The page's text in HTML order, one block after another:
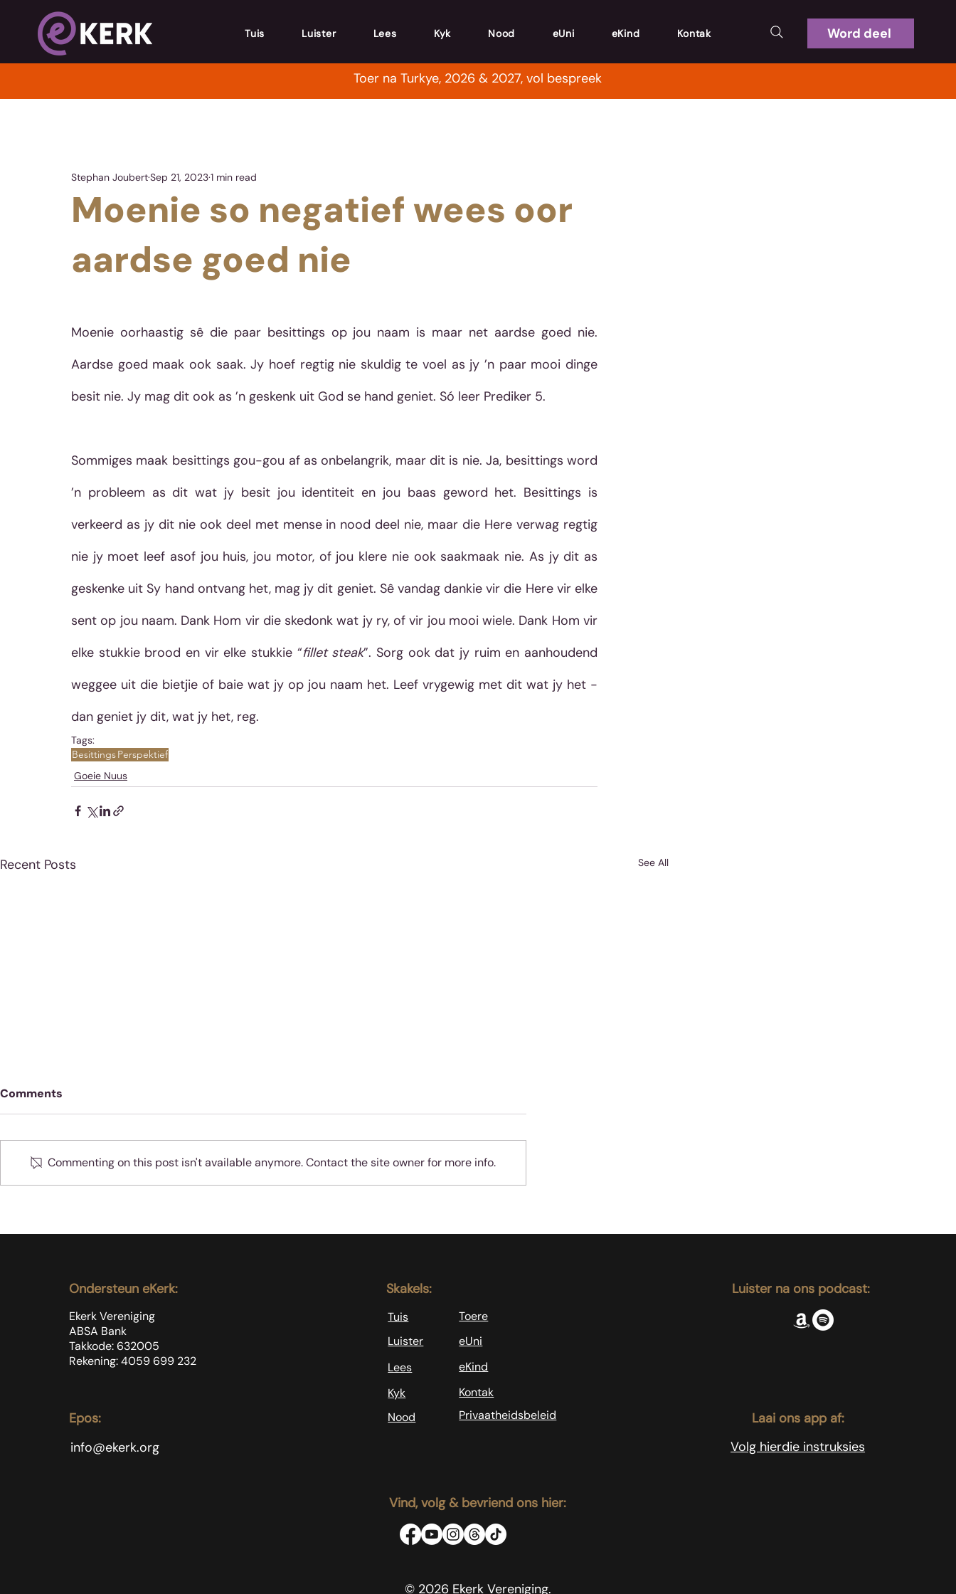
Tuis Luister Lees Kyk Nood eUni eKind Kontak Word deel
Toer na Turkye, 2026 & 2027, vol bespreek
Moenie so negatief wees oor
aardse goed nie
Stephan JoubertSep 21, 20231 min read
Moenie oorhaastig sê die paar besittings op jou naam is maar net aardse goed nie.
Aardse goed maak ook saak. Jy hoef regtig nie skuldig te voel as jy ’n paar mooi dinge
besit nie. Jy mag dit ook as ’n geskenk uit God se hand geniet. Só leer Prediker 5.
Sommiges maak besittings gou-gou af as onbelangrik, maar dit is nie. Ja, besittings word
’n probleem as dit wat jy besit jou identiteit en jou baas geword het. Besittings is
verkeerd as jy dit nie ook deel met mense in nood deel nie, maar die Here verwag regtig
nie jy moet leef asof jou huis, jou motor, of jou klere nie ook saakmaak nie. As jy dit as
geskenke uit Sy hand ontvang het, mag jy dit geniet. Sê vandag dankie vir die Here vir elke
sent op jou naam. Dank Hom vir die skedonk wat jy ry, of vir jou mooi wiele. Dank Hom vir
elke stukkie brood en vir elke stukkie “fillet steak”. Sorg ook dat jy ruim en aanhoudend
weggee uit die bietjie of baie wat jy op jou naam het. Leef vrygewig met dit wat jy het -
dan geniet jy dit, wat jy het, reg.
Tags:
BesittingsPerspektief
Goeie Nuus
Recent Posts See All
Oefen jou geheue
Comments
Commenting on this post isn't available anymore. Contact the site owner for more info.
Ondersteun eKerk:
Ekerk Vereniging
ABSA Bank
Takkode: 632005
Rekening: 4059 699 232
Epos:
info@ekerk.org
Skakels:
Tuis
Toere
Luister
eUni
Lees
eKind
Kyk
Kontak
Nood
Privaatheidsbeleid
Vind, volg & bevriend ons hier:
© 2026 Ekerk Vereniging.
Luister na ons podcast:
Laai ons app af:
Volg hierdie instruksies